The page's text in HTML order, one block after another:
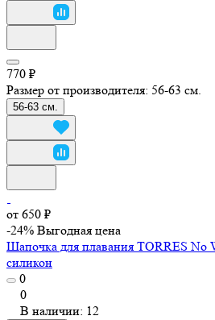
770 ₽
Размер от производителя: 56-63 см.
56-63 см.
от 650 ₽
-24% Выгодная цена
Шапочка для плавания TORRES No
силикон
0
0
В наличии: 12